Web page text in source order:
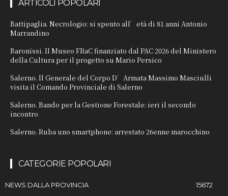
ARTICOLI POPOLARI
Battipaglia. Necrologio: si spento all’età di 81 anni Antonio
Marrandino
Baronissi. Il Museo FRaC finanziato dal PAC 2026 del Ministero
della Cultura per il progetto su Mario Persico
Salerno. Il Generale del Corpo D’Armata Massimo Masciulli
visita il Comando Provinciale di Salerno
Salerno. Bando per la Gestione Forestale: ieri il secondo
incontro
Salerno. Ruba uno smartphone: arrestato 26enne marocchino
CATEGORIE POPOLARI
NEWS DALLA PROVINCIA
15672